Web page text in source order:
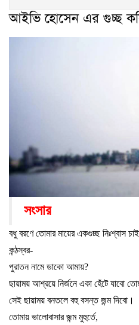
আইভি হোসেন এর গুচ্ছ
সংসার
বধু বরণে তোমার মায়ের একগুচ্ছ নিঃশ্বাস চাই
কন্ঠস্বর-
পুরাতন নামে ডাকো আমায়?
ছায়াময় আশ্রয়ে নির্জনে একা হেঁটে যাবো
সেই ছায়াময় বনতলে বহু বসন্ত জন্ম দিবো ।
তোমায় ভালোবাসার জন্ম মুহুর্তে,